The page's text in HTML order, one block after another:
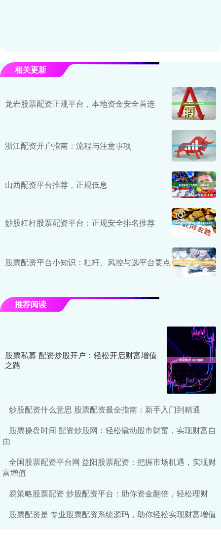
相关更新
龙岩股票配资正规平台，本地资金安全首选
浙江配资开户指南：流程与注意事项
山西配资平台推荐，正规低息
炒股杠杆股票配资平台：正规安全排名推荐
股票配资平台小知识：杠杆、风控与选平台要点
推荐阅读
股票私募 配资炒股开户：轻松开启财富增值
之路
炒股配资什么意思 股票配资最全指南：新手入门到精通
股票操盘时间 配资炒股网：轻松撬动股市财富，实现财富自
由
全国股票配资平台网 益阳股票配资：把握市场机遇，实现财
富增值
易策略股票配资 炒股配资平台：助你资金翻倍，轻松理财
股票配资是 专业股票配资系统源码，助你轻松实现财富增值